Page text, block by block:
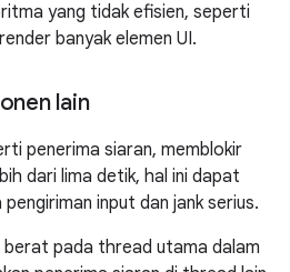
yang tidak efisien, seperti
banyak elemen UI.
lain
penerima siaran, memblokir
dari lima detik, hal ini dapat
input dan jank serius.
berat pada thread utama dalam